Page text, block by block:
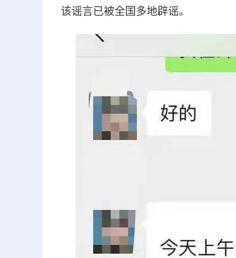
该谣言已被全国多地辟谣。